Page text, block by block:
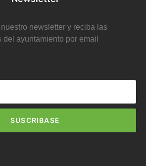
newsletter y reciba las
del ayuntamiento por email
SUSCRIBASE